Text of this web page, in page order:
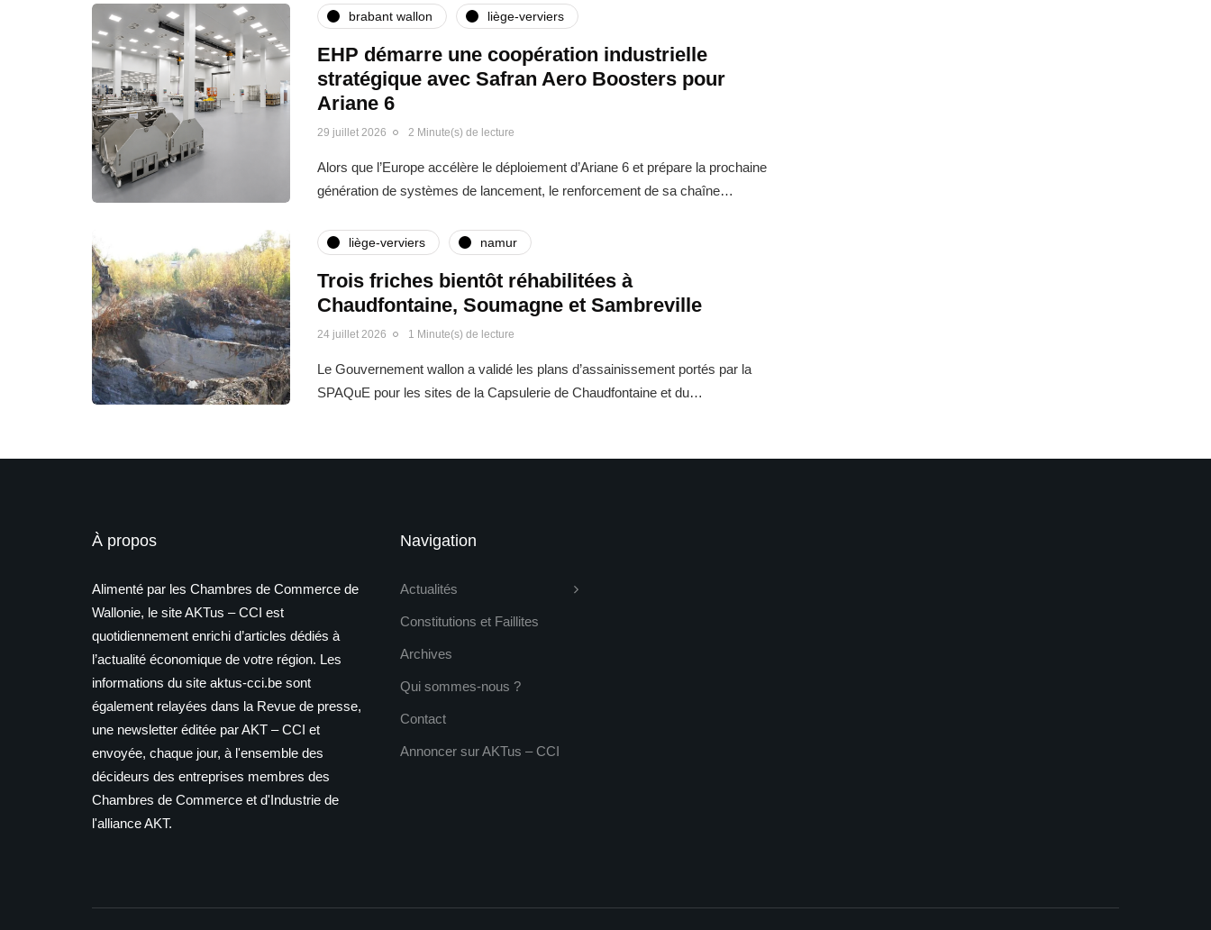
brabant wallon liège-verviers
EHP démarre une coopération industrielle
stratégique avec Safran Aero Boosters pour
Ariane 6
29 juillet 2026 2 Minute(s) de lecture
Alors que l’Europe accélère le déploiement d’Ariane 6 et prépare la prochaine
génération de systèmes de lancement, le renforcement de sa chaîne…
liège-verviers namur
Trois friches bientôt réhabilitées à
Chaudfontaine, Soumagne et Sambreville
24 juillet 2026 1 Minute(s) de lecture
Le Gouvernement wallon a validé les plans d’assainissement portés par la
SPAQuE pour les sites de la Capsulerie de Chaudfontaine et du…
À propos
Alimenté par les Chambres de Commerce de
Wallonie, le site AKTus – CCI est
quotidiennement enrichi d’articles dédiés à
l’actualité économique de votre région. Les
informations du site aktus-cci.be sont
également relayées dans la Revue de presse,
une newsletter éditée par AKT – CCI et
envoyée, chaque jour, à l'ensemble des
décideurs des entreprises membres des
Chambres de Commerce et d'Industrie de
l'alliance AKT.
Navigation
Actualités
Constitutions et Faillites
Archives
Qui sommes-nous ?
Contact
Annoncer sur AKTus – CCI